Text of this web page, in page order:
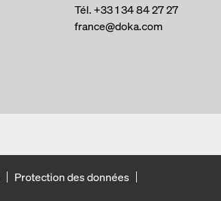
Tél.+33 1 34 84 27 27
france@doka.com
Protection des données